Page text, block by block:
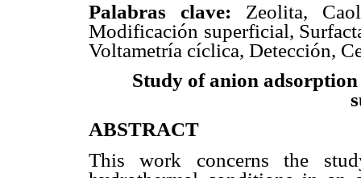
Palabras clave: Zeolita,
Modificación superficial,
Voltametría cíclica, Detección,
Study of anion
ABSTRACT
This work concerns the